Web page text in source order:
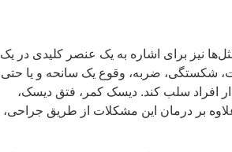
نیز برای اشاره به یک عنصر کلیدی در یک
شکستگی، ضربه، وقوع یک سانحه و یا حتی
ار افراد سلب کند. دیسک کمر، فتق دیسک،
بر درمان این مشکلات از طریق جراحی،